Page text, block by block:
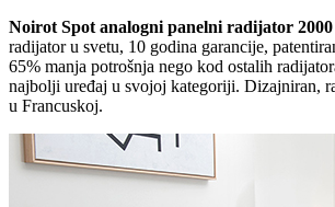
Noirot Spot analogni panelni radijator
radijator u svetu, 10 godina garancije,
65% manja potrošnja nego kod ostalih
najbolji uređaj u svojoj kategoriji. Dizajniran,
u Francuskoj.